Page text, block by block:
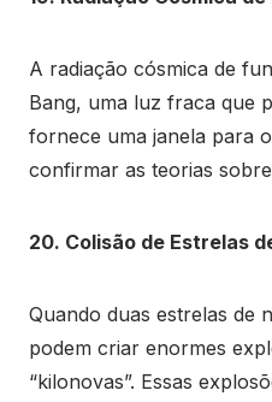
A radiação cósmica de
Bang, uma luz fraca que
fornece uma janela para
confirmar as teorias
20. Colisão de Estrelas
Quando duas estrelas de
podem criar enormes
“kilonovas”. Essas